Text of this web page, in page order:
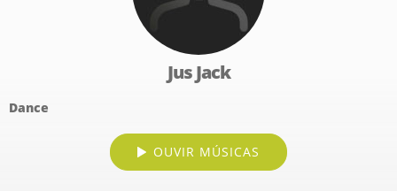
Jus Jack
Dance
OUVIR MÚSICAS